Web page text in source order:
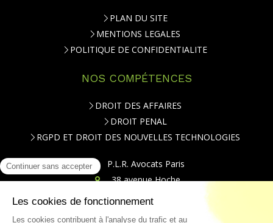
PLAN DU SITE
MENTIONS LEGALES
POLITIQUE DE CONFIDENTIALITE
NOS COMPÉTENCES
DROIT DES AFFAIRES
DROIT PENAL
RGPD ET DROIT DES NOUVELLES TECHNOLOGIES
P.L.R. Avocats Paris
38 avenue Hoche
Téléphone : 01.84.79.20.00